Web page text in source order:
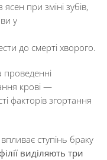
при зміні зубів,
у
до смерті хворого.
проведенні
крові —
факторів згортання
ступінь браку
виділяють три